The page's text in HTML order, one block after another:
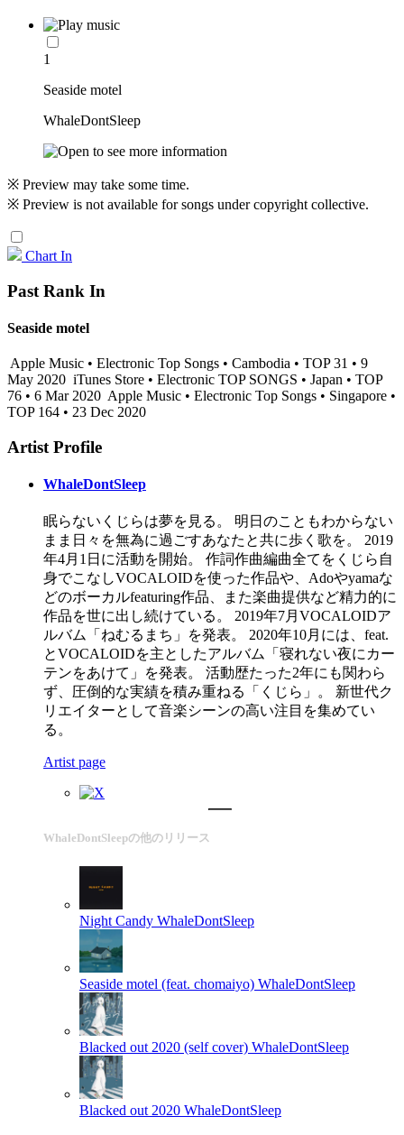
1
Seaside motel
WhaleDontSleep
※ Preview may take some time.
※ Preview is not available for songs under copyright collective.
Chart In
Past Rank In
Seaside motel
Apple Music • Electronic Top Songs • Cambodia • TOP 31 • 9
May 2020 iTunes Store • Electronic TOP SONGS • Japan • TOP
76 • 6 Mar 2020 Apple Music • Electronic Top Songs • Singapore •
TOP 164 • 23 Dec 2020
Artist Profile
WhaleDontSleep
眠らないくじらは夢を見る。 明日のこともわからない
まま日々を無為に過ごすあなたと共に歩く歌を。 2019
年4月1日に活動を開始。 作詞作曲編曲全てをくじら自
身でこなしVOCALOIDを使った作品や、Adoやyamaな
どのボーカルfeaturing作品、また楽曲提供など精力的に
作品を世に出し続けている。 2019年7月VOCALOIDア
ルバム「ねむるまち」を発表。 2020年10月には、feat.
とVOCALOIDを主としたアルバム「寝れない夜にカー
テンをあけて」を発表。 活動歴たった2年にも関わら
ず、圧倒的な実績を積み重ねる「くじら」。 新世代ク
リエイターとして音楽シーンの高い注目を集めてい
る。
Artist page
WhaleDontSleepの他のリリース
Night Candy WhaleDontSleep
Seaside motel (feat. chomaiyo) WhaleDontSleep
Blacked out 2020 (self cover) WhaleDontSleep
Blacked out 2020 WhaleDontSleep